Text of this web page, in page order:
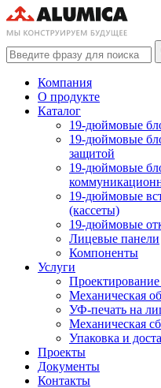
Компания
О продукте
Каталог
19-дюймовые
19-дюймовые
защитой
19-дюймовые
19-дюймовые
(кассеты)
19-дюймовые
Лицевые панели
Компоненты
Услуги
Проектирование
Механическая
УФ-печать на
Механическая
Упаковка и
Проекты
Документы
Контакты